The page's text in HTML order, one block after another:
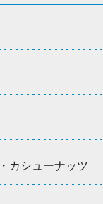
カシューナッツ